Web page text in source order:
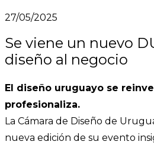
27/05/2025
Se viene un nuevo
diseño al negocio
El diseño uruguayo se
profesionaliza.
La Cámara de Diseño de
nueva edición de su evento